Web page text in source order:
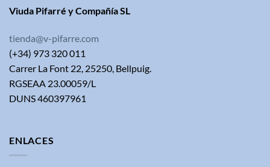
Viuda Pifarré y Compañía SL
tienda@v-pifarre.com
(+34) 973 320 011
Carrer La Font 22, 25250, Bellpuig.
RGSEAA 23.00059/L
DUNS 460397961
ENLACES